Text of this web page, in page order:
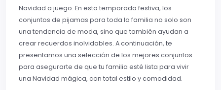
Navidad a juego. En esta temporada festiva, los
conjuntos de pijamas para toda la familia no solo son
una tendencia de moda, sino que también ayudan a
crear recuerdos inolvidables. A continuación, te
presentamos una selección de los mejores conjuntos
para asegurarte de que tu familia esté lista para vivir
una Navidad mágica, con total estilo y comodidad.